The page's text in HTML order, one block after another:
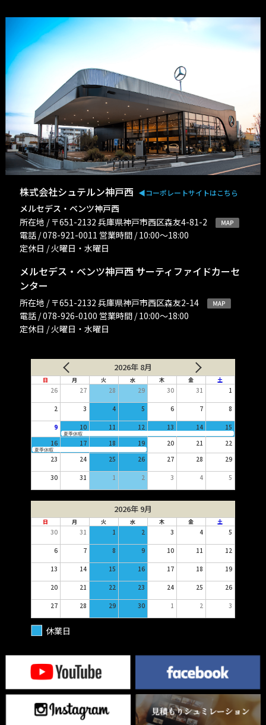
株式会社シュテルン神戸西 ◀︎コーポレートサイトはこちら
メルセデス・ベンツ神戸西
所在地 / 〒651-2132 兵庫県神戸市西区森友4-81-2
電話 / 078-921-0011 営業時間 / 10:00〜18:00
定休日 / 火曜日・水曜日
メルセデス・ベンツ神戸西 サーティファイドカーセ
ンター
所在地 / 〒651-2132 兵庫県神戸市西区森友2-14
電話 / 078-926-0100 営業時間 / 10:00〜18:00
定休日 / 火曜日・水曜日
2026年 8月
日 月 火 水 木 金 土
26 27 28 29 30 31 1
2 3 4 5 6 7 8
9 10 11 12 13 14 15
夏季休暇
16 17 18 19 20 21 22
夏季休暇
23 24 25 26 27 28 29
30 31 1 2 3 4 5
2026年 9月
日 月 火 水 木 金 土
30 31 1 2 3 4 5
6 7 8 9 10 11 12
13 14 15 16 17 18 19
20 21 22 23 24 25 26
27 28 29 30 1 2 3
休業日